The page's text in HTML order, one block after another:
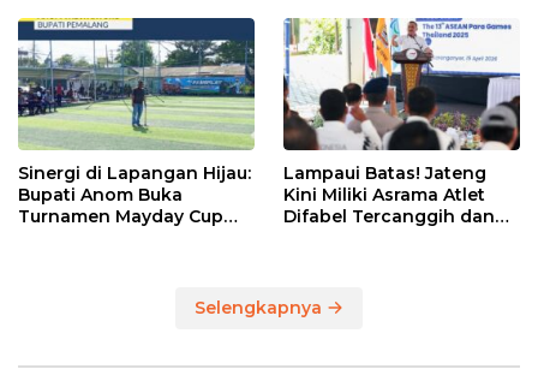
Sinergi di Lapangan Hijau:
Bupati Anom Buka
Turnamen Mayday Cup
Lampaui Batas! Jateng
Kini Miliki Asrama Atlet
Difabel Tercanggih dan
Selengkapnya